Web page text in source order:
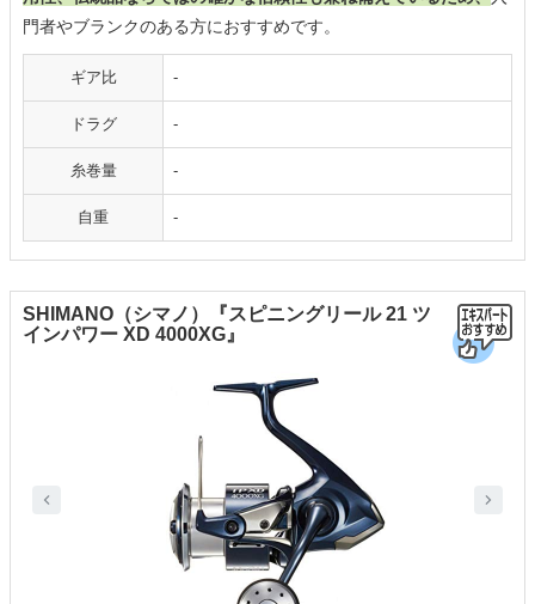
門者やブランクのある方におすすめです。
ギア比 -
ドラグ -
糸巻量 -
自重 -
SHIMANO（シマノ）『スピニングリール 21 ツ
インパワー XD 4000XG』